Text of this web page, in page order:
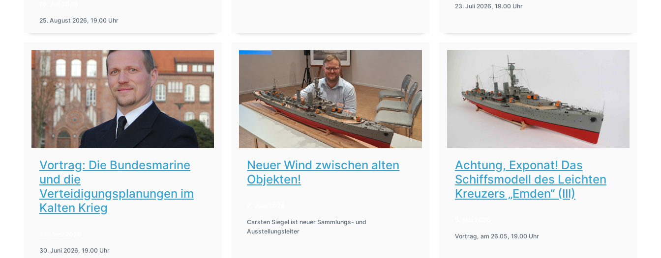
25. August 2026, 19.00 Uhr
23. Juli 2026, 19.00 Uhr
Vortrag: Die Bundesmarine
und die
Verteidigungsplanungen im
Kalten Krieg
30. Juni 2026, 19.00 Uhr
Neuer Wind zwischen alten
Objekten!
Carsten Siegel ist neuer Sammlungs- und
Ausstellungsleiter
Achtung, Exponat! Das
Schiffsmodell des Leichten
Kreuzers „Emden“ (III)
Vortrag, am 26.05, 19.00 Uhr